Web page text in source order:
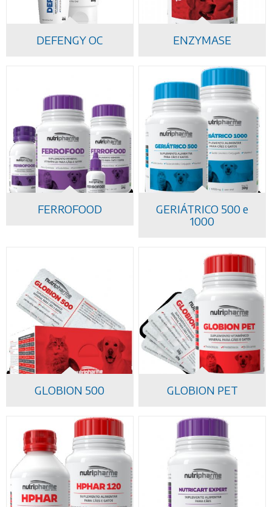
DEFENGY OC ENZYMASE
FERROFOOD
GERIÁTRICO 500 e
1000
GLOBION 500 GLOBION PET